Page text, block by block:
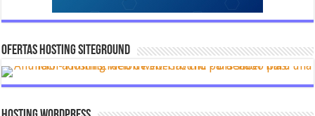
OFERTAS HOSTING SITEGROUND